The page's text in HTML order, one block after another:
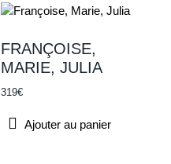
FRANÇOISE,
MARIE, JULIA
319€
Ajouter au panier